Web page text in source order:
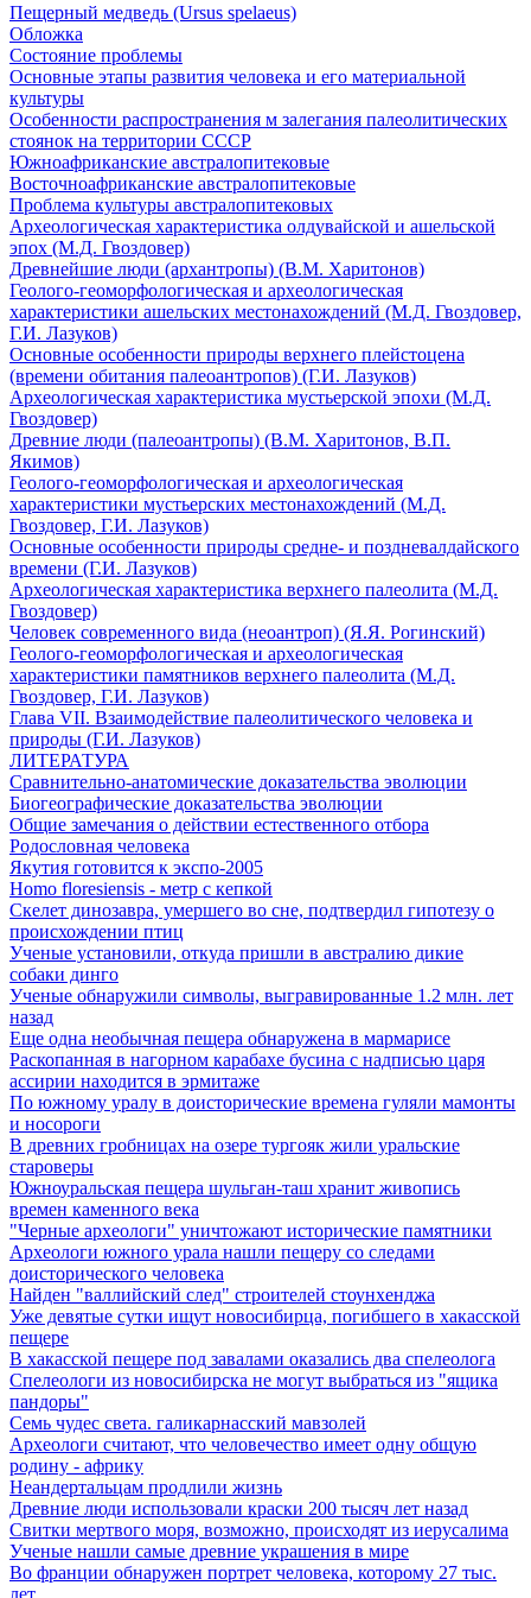
Пещерный медведь (Ursus spelaeus)
Обложка
Состояние проблемы
Основные этапы развития человека и его материальной
культуры
Особенности распространения м залегания палеолитических
стоянок на территории СССР
Южноафриканские австралопитековые
Восточноафриканские австралопитековые
Проблема культуры австралопитековых
Археологическая характеристика олдувайской и ашельской
эпох (М.Д. Гвоздовер)
Древнейшие люди (архантропы) (В.М. Харитонов)
Геолого-геоморфологическая и археологическая
характеристики ашельских местонахождений (М.Д. Гвоздовер,
Г.И. Лазуков)
Основные особенности природы верхнего плейстоцена
(времени обитания палеоантропов) (Г.И. Лазуков)
Археологическая характеристика мустьерской эпохи (М.Д.
Гвоздовер)
Древние люди (палеоантропы) (В.М. Харитонов, В.П.
Якимов)
Геолого-геоморфологическая и археологическая
характеристики мустьерских местонахождений (М.Д.
Гвоздовер, Г.И. Лазуков)
Основные особенности природы средне- и поздневалдайского
времени (Г.И. Лазуков)
Археологическая характеристика верхнего палеолита (М.Д.
Гвоздовер)
Человек современного вида (неоантроп) (Я.Я. Рогинский)
Геолого-геоморфологическая и археологическая
характеристики памятников верхнего палеолита (М.Д.
Гвоздовер, Г.И. Лазуков)
Глава VII. Взаимодействие палеолитического человека и
природы (Г.И. Лазуков)
ЛИТЕРАТУРА
Сравнительно-анатомические доказательства эволюции
Биогеографические доказательства эволюции
Общие замечания о действии естественного отбора
Родословная человека
Якутия готовится к экспо-2005
Homo floresiensis - метр с кепкой
Скелет динозавра, умершего во сне, подтвердил гипотезу о
происхождении птиц
Ученые установили, откуда пришли в австралию дикие
собаки динго
Ученые обнаружили символы, выгравированные 1.2 млн. лет
назад
Еще одна необычная пещера обнаружена в мармарисе
Раскопанная в нагорном карабахе бусина с надписью царя
ассирии находится в эрмитаже
По южному уралу в доисторические времена гуляли мамонты
и носороги
В древних гробницах на озере тургояк жили уральские
староверы
Южноуральская пещера шульган-таш хранит живопись
времен каменного века
"Черные археологи" уничтожают исторические памятники
Археологи южного урала нашли пещеру со следами
доисторического человека
Найден "валлийский след" строителей стоунхенджа
Уже девятые сутки ищут новосибирца, погибшего в хакасской
пещере
В хакасской пещере под завалами оказались два спелеолога
Спелеологи из новосибирска не могут выбраться из "ящика
пандоры"
Семь чудес света. галикарнасский мавзолей
Археологи считают, что человечество имеет одну общую
родину - африку
Неандертальцам продлили жизнь
Древние люди использовали краски 200 тысяч лет назад
Свитки мертвого моря, возможно, происходят из иерусалима
Ученые нашли самые древние украшения в мире
Во франции обнаружен портрет человека, которому 27 тыс.
лет